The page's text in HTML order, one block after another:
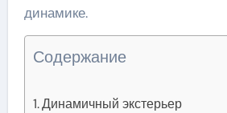
динамике.
Содержание
Динамичный экстерьер